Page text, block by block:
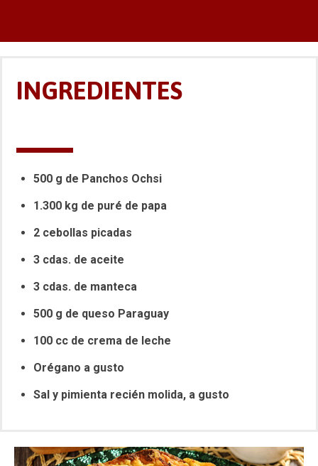
INGREDIENTES
500 g de Panchos Ochsi
1.300 kg de puré de papa
2 cebollas picadas
3 cdas. de aceite
3 cdas. de manteca
500 g de queso Paraguay
100 cc de crema de leche
Orégano a gusto
Sal y pimienta recién molida, a gusto